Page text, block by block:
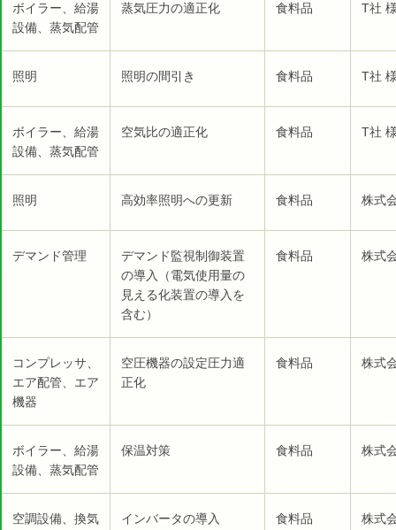
ボイラー、給湯
設備、蒸気配管
蒸気圧力の適正化 食料品 T社
照明 照明の間引き 食料品 T社
ボイラー、給湯
設備、蒸気配管
空気比の適正化 食料品 T社
照明 高効率照明への更新 食料品 株式
デマンド管理
デマンド監視制御装置
の導入（電気使用量の
見える化装置の導入を
含む）
食料品 株式
コンプレッサ、
エア配管、エア
機器
空圧機器の設定圧力適
正化
食料品 株式
ボイラー、給湯
設備、蒸気配管
保温対策 食料品 株式
空調設備、換気
インバータの導入 食料品 株式